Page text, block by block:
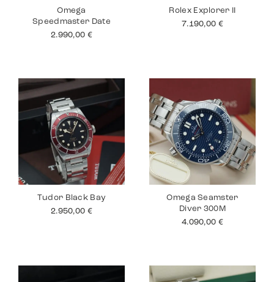
Omega
Speedmaster Date
2.990,00 €
Rolex Explorer II
7.190,00 €
Tudor Black Bay
2.950,00 €
Omega Seamster
Diver 300M
4.090,00 €